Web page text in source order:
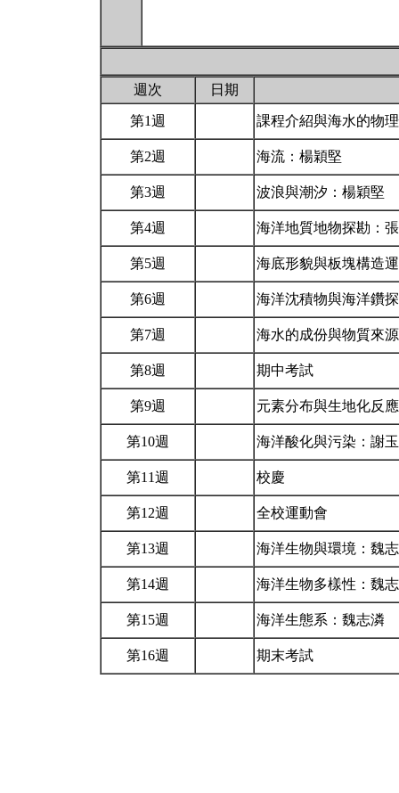
週次 日期
第1週 課程介紹與海水的物
第2週 海流：楊穎堅
第3週 波浪與潮汐：楊穎堅
第4週 海洋地質地物探勘：
第5週 海底形貌與板塊構造
第6週 海洋沈積物與海洋鑽
第7週 海水的成份與物質來
第8週 期中考試
第9週 元素分布與生地化反
第10週 海洋酸化與污染：謝
第11週 校慶
第12週 全校運動會
第13週 海洋生物與環境：魏
第14週 海洋生物多樣性：魏
第15週 海洋生態系：魏志潾
第16週 期末考試